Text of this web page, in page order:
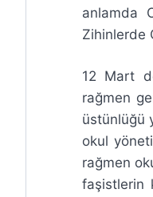
anlamda
Zihinlerde
12 Mart
rağmen
üstünlüğü
okul
rağmen
faşistlerin